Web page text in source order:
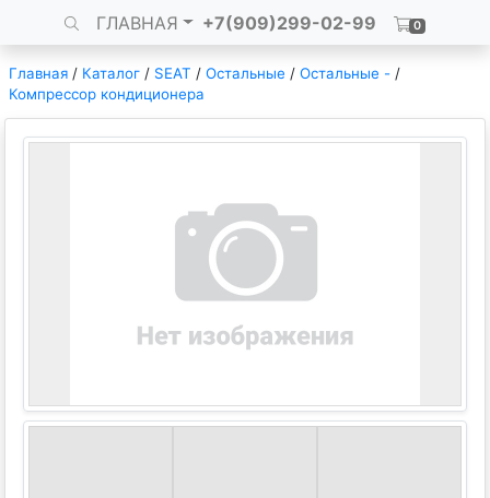
ГЛАВНАЯ +7(909)299-02-99 0
Главная / Каталог / SEAT / Остальные / Остальные - /
Компрессор кондиционера